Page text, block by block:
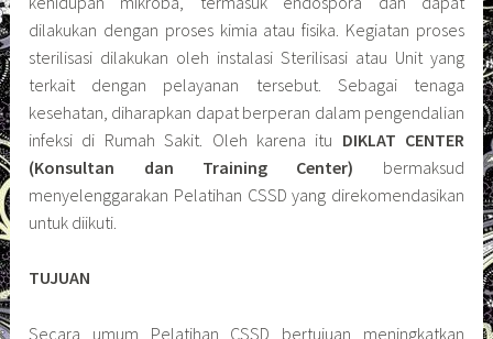
dilakukan dengan proses kimia atau fisika. Kegiatan proses
sterilisasi dilakukan oleh instalasi Sterilisasi atau Unit yang
terkait dengan pelayanan tersebut. Sebagai tenaga
kesehatan, diharapkan dapat berperan dalam pengendalian
infeksi di Rumah Sakit. Oleh karena itu DIKLAT CENTER
(Konsultan dan Training Center) bermaksud
menyelenggarakan Pelatihan CSSD yang direkomendasikan
untuk diikuti.
TUJUAN
Secara umum Pelatihan CSSD bertujuan meningkatkan